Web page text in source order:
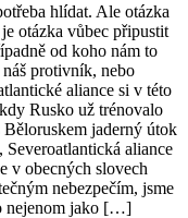
hlídat. Ale otázka
otázka vůbec připustit
od koho nám to
protivník, nebo
aliance si v této
Rusko už trénovalo
jaderný útok
aliance
v obecných slovech
nebezpečím, jsme
nejenom jako […]